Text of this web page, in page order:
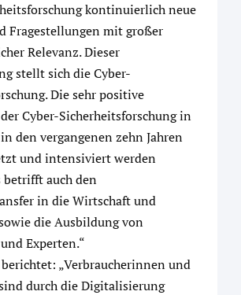
kontinuierlich neue
Fragestellungen mit großer
Relevanz. Dieser
stellt sich die Cyber-
Die sehr positive
Cyber-Sicherheitsforschung in
den vergangenen zehn Jahren
und intensiviert werden
betrifft auch den
in die Wirtschaft und
die Ausbildung von
Experten.“
„Verbraucherinnen und
durch die Digitalisierung